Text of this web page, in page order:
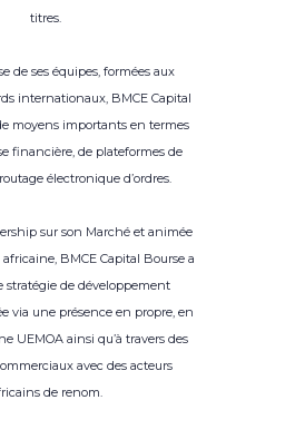
titres.
de ses équipes, formées aux
internationaux, BMCE Capital
moyens importants en termes
financière, de plateformes de
électronique d’ordres.
sur son Marché et animée
BMCE Capital Bourse a
stratégie de développement
via une présence en propre, en
UEMOA ainsi qu’à travers des
avec des acteurs
de renom.